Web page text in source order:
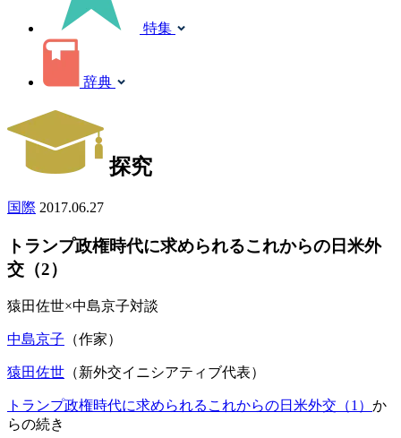
特集
辞典
探究
国際 2017.06.27
トランプ政権時代に求められるこれからの日米外
交（2）
猿田佐世×中島京子対談
中島京子 （作家）
猿田佐世 （新外交イニシアティブ代表）
トランプ政権時代に求められるこれからの日米外交（1） か
らの続き